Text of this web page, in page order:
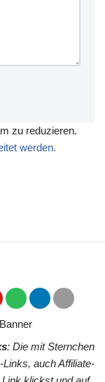
zu reduzieren.
werden.
: Die mit Sternchen
auch Affiliate-